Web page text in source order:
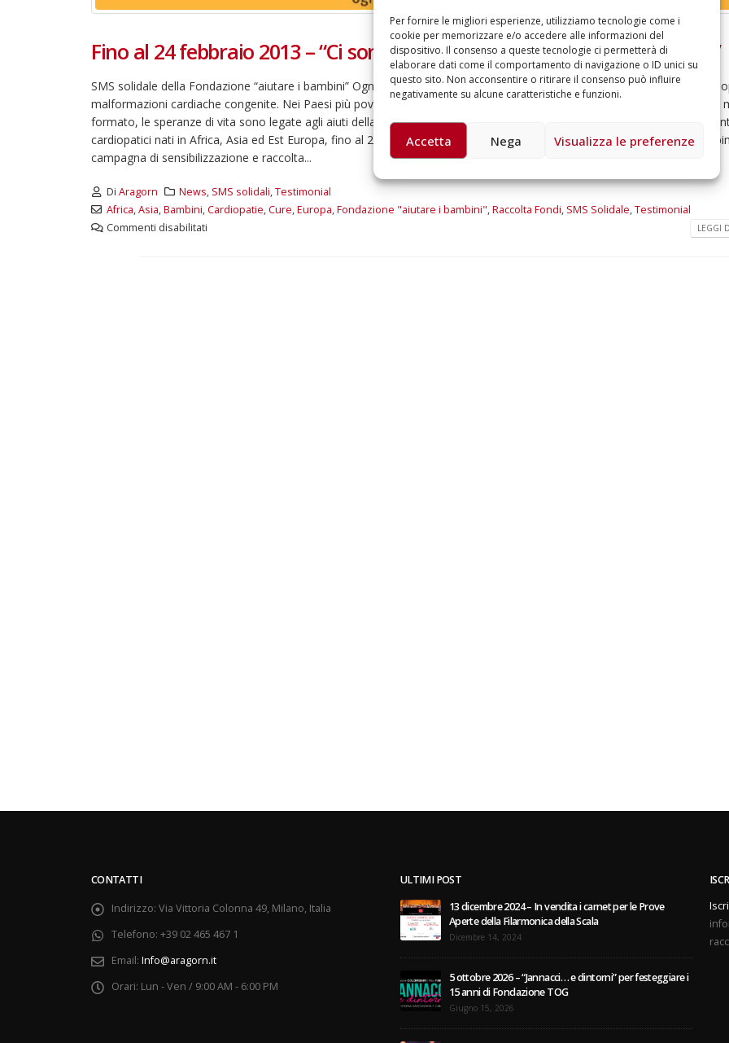
Per fornire le migliori esperienze, utilizziamo tecnologie come i
cookie per memorizzare e/o accedere alle informazioni del
dispositivo. Il consenso a queste tecnologie ci permetterà di
elaborare dati come il comportamento di navigazione o ID unici su
questo sito. Non acconsentire o ritirare il consenso può influire
negativamente su alcune caratteristiche e funzioni.
Accetta Nega Visualizza le preferenze
Fino al 24 febbraio 2013 – “Ci sono messaggi che fanno battere il cuore”
SMS solidale della Fondazione “aiutare i bambini” Ogni anno nel mondo circa 1 milione di bambini nasce affetto da
malformazioni cardiache congenite. Nei Paesi più poveri dove mancano le strutture ospedaliere adeguate e il personale
formato, le speranze di vita sono legate agli aiuti della solidarietà internazionale. Per salvare oltre 300 bambini
cardiopatici nati in Africa, Asia ed Est Europa, fino al 24 febbraio la Fondazione “aiutare i bambini” promuove “Cuore di
campagna di sensibilizzazione e raccolta...
Di Aragorn News, SMS solidali,Testimonial
Africa,Asia,Bambini,Cardiopatie,Cure,Europa,Fondazione "aiutare i bambini",Raccolta Fondi, SMS Solidale,Testimonial
Commenti disabilitati
LEGGI
Fraschini di Pavia il concerto
Orchestra Nazionale
Universitaria
Un evento di Natale per
Aragorn
Aprile 1, 2026
anni di Fondazione
Giugno 15, 2026
18 e 19 dicembre
Doppio gospel
sostenere Opera
ULTIMI POST
13 dicembre 2024 – In vendita i carnet per le Prove
Aperte della Filarmonica della Scala
Dicembre 14, 2024
5 ottobre 2026 – “Jannacci… e dintorni” per festeggiare i
15 anni di Fondazione TOG
Giugno 15, 2026